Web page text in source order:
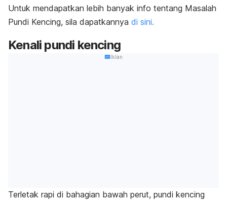
Untuk mendapatkan lebih banyak info tentang Masalah
Pundi Kencing, sila dapatkannya di sini.
Kenali pundi kencing
Iklan
Terletak rapi di bahagian bawah perut, pundi kencing